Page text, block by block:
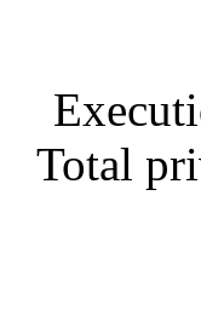
Total